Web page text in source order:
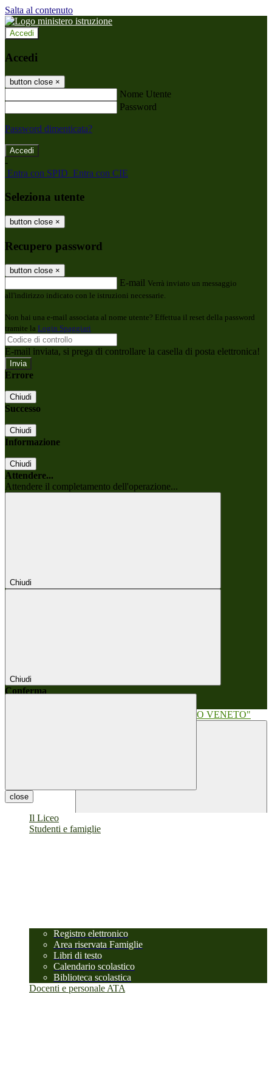
Salta al contenuto
Accedi
Accedi
button close ×
Nome Utente
Password
Password dimenticata?
-
Entra con SPID Entra con CIE
Seleziona utente
button close ×
Recupero password
button close ×
E-mail Verrà inviato un messaggio
all'indirizzo indicato con le istruzioni necessarie.
Non hai una e-mail associata al nome utente? Effettua il reset della password
tramite la Login Spaggiari
E-mail inviata, si prega di controllare la casella di posta elettronica!
Errore
Chiudi
Successo
Chiudi
Informazione
Chiudi
Attendere...
Attendere il completamento dell'operazione...
Chiudi
Chiudi
Conferma
close
Il Liceo
Studenti e famiglie
Registro elettronico
Area riservata Famiglie
Libri di testo
Calendario scolastico
Biblioteca scolastica
Docenti e personale ATA